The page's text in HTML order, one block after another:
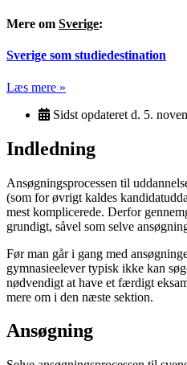
Mere om Sverige:
Sverige som studiedestination
Læs mere »
Sidst opdateret d. 5.
Indledning
Ansøgningsprocessen til
(som for øvrigt kaldes
mest komplicerede. Derfor
grundigt, såvel som selve
Før man går i gang med
gymnasieelever typisk ikke kan
nødvendigt at have et færdigt
mere om i den næste sektion.
Ansøgning